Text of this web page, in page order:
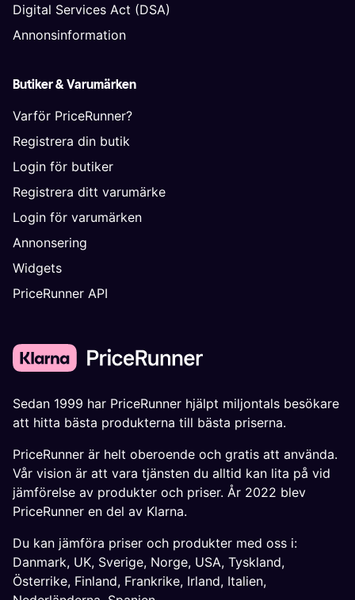
Digital Services Act (DSA)
Annonsinformation
Butiker & Varumärken
Varför PriceRunner?
Registrera din butik
Login för butiker
Registrera ditt varumärke
Login för varumärken
Annonsering
Widgets
PriceRunner API
Sedan 1999 har PriceRunner hjälpt miljontals besökare
att hitta bästa produkterna till bästa priserna.
PriceRunner är helt oberoende och gratis att använda.
Vår vision är att vara tjänsten du alltid kan lita på vid
jämförelse av produkter och priser. År 2022 blev
PriceRunner en del av Klarna.
Du kan jämföra priser och produkter med oss i:
Danmark, UK, Sverige, Norge, USA, Tyskland,
Österrike, Finland, Frankrike, Irland, Italien,